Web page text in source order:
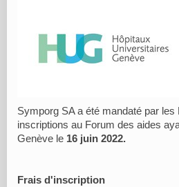
Symporg SA a été mandaté par
inscriptions au Forum des aides
Genève le 16 juin 2022.
Frais d'inscription